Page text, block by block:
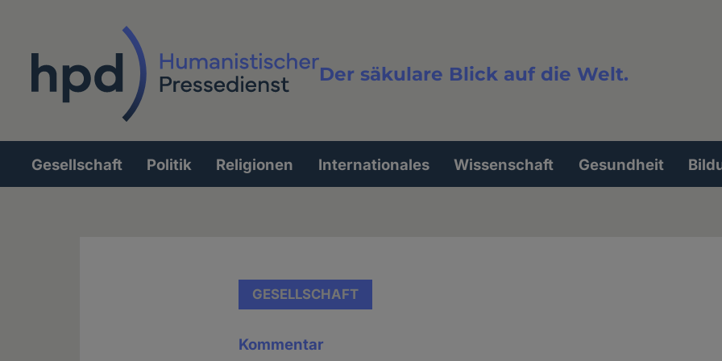
Der säkulare Blick auf die Welt.
Volltextsuche
Hauptnavigation
Gesellschaft Politik Religionen Internationales Wissenschaft Gesundheit
GESELLSCHAFT
Kommentar